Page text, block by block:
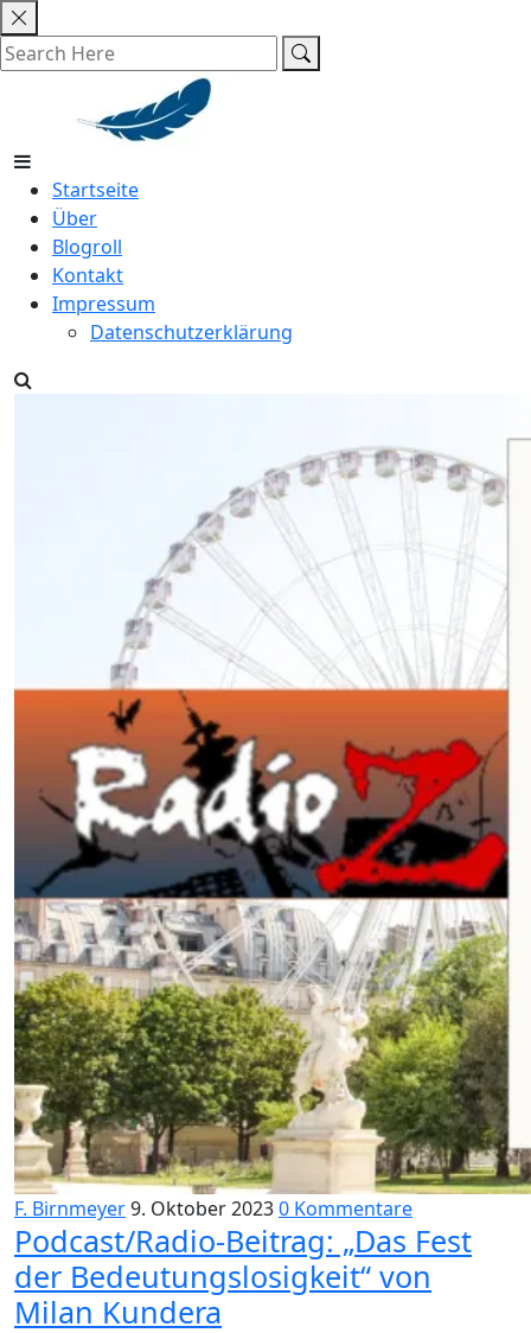
Skip
to
content
Startseite
Über
Blogroll
Kontakt
Impressum
Datenschutzerklärung
F. Birnmeyer9. Oktober 20230 Kommentare
Podcast/Radio-Beitrag: „Das Fest
der Bedeutungslosigkeit“ von
Milan Kundera